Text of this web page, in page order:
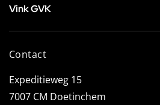
Vink GVK
Contact
Expeditieweg 15
7007 CM Doetinchem